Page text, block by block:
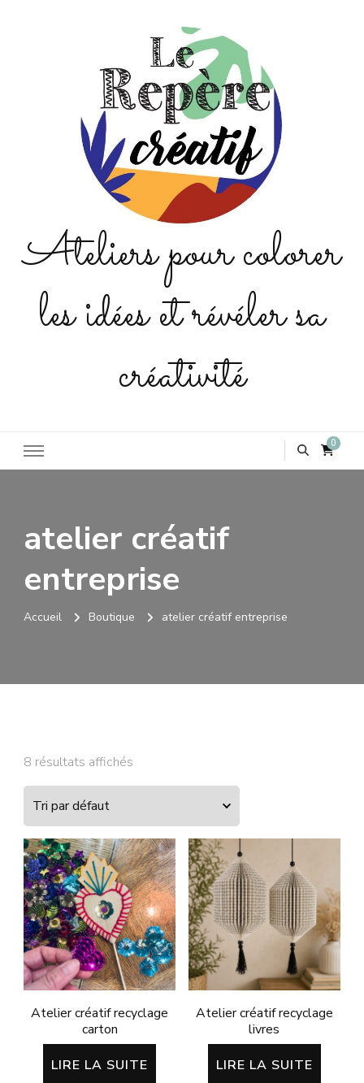
Ateliers pour colorer
les idées et révéler sa
créativité
0
atelier créatif
entreprise
Accueil Boutique atelier créatif entreprise
8 résultats affichés
Atelier créatif recyclage
carton
LIRE LA SUITE
Atelier créatif recyclage
livres
LIRE LA SUITE